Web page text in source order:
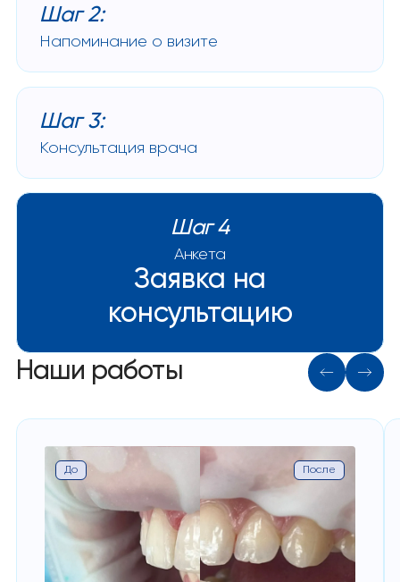
Шаг 2:
Напоминание о визите
Шаг 3:
Консультация врача
Шаг 4
Анкета
Заявка на
консультацию
Наши работы
До После